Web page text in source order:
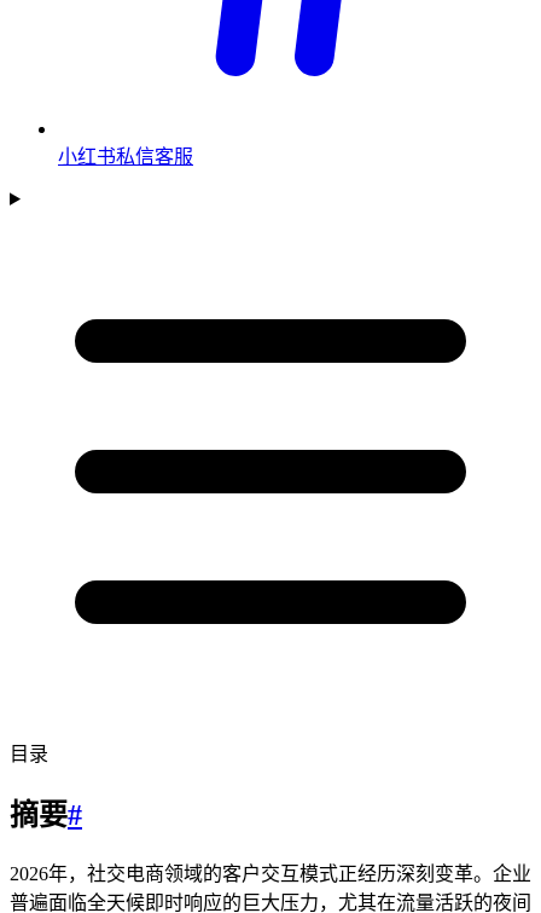
小红书私信客服
目录
摘要#
2026年，社交电商领域的客户交互模式正经历深刻变革。企业
普遍面临全天候即时响应的巨大压力，尤其在流量活跃的夜间